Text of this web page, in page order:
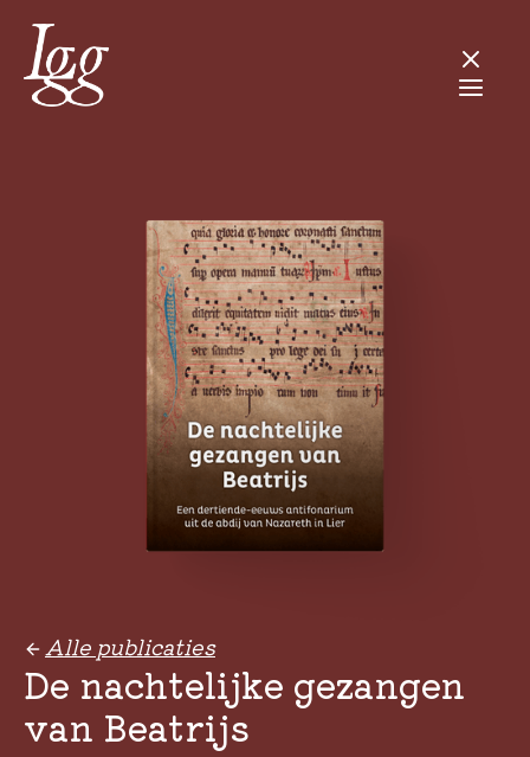
Alle publicaties
De nachtelijke gezangen
van Beatrijs